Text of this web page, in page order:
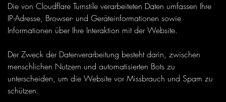
Die von Cloudflare Turnstile verarbeiteten Daten umfassen Ihre
IP-Adresse, Browser- und Geräteinformationen sowie
Informationen über Ihre Interaktion mit der Website.
Der Zweck der Datenverarbeitung besteht darin, zwischen
menschlichen Nutzern und automatisierten Bots zu
unterscheiden, um die Website vor Missbrauch und Spam zu
schützen.